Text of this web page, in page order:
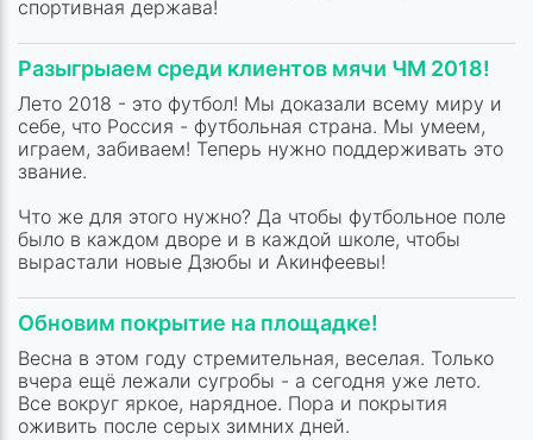
спортивная держава!
Разыгрыаем среди клиентов мячи ЧМ 2018!
Лето 2018 - это футбол! Мы доказали всему миру и
себе, что Россия - футбольная страна. Мы умеем,
играем, забиваем! Теперь нужно поддерживать это
звание.
Что же для этого нужно? Да чтобы футбольное поле
было в каждом дворе и в каждой школе, чтобы
вырастали новые Дзюбы и Акинфеевы!
Обновим покрытие на площадке!
Весна в этом году стремительная, веселая. Только
вчера ещё лежали сугробы - а сегодня уже лето.
Все вокруг яркое, нарядное. Пора и покрытия
оживить после серых зимних дней.